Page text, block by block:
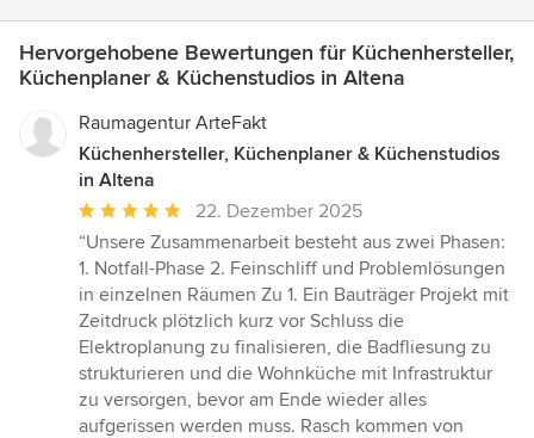
Hervorgehobene Bewertungen für Küchenhersteller,
Küchenplaner & Küchenstudios in Altena
Raumagentur ArteFakt
Küchenhersteller, Küchenplaner & Küchenstudios
in Altena
Durchschnittliche
Bewertung:
5
von
5
Sternen
22. Dezember 2025
“Unsere Zusammenarbeit besteht aus zwei Phasen:
1. Notfall-Phase 2. Feinschliff und Problemlösungen
in einzelnen Räumen Zu 1. Ein Bauträger Projekt mit
Zeitdruck plötzlich kurz vor Schluss die
Elektroplanung zu finalisieren, die Badfliesung zu
strukturieren und die Wohnküche mit Infrastruktur
zu versorgen, bevor am Ende wieder alles
aufgerissen werden muss. Rasch kommen von